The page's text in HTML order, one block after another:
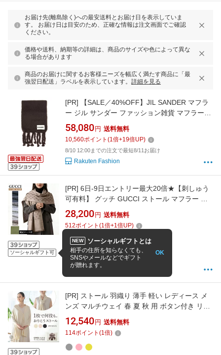
お届け先(離島除く)への最安送料とお届け日を表示していま
す。 お届け日は目安のため、正確な情報は注文画面でご確認
ください。
価格や送料、納期等の詳細は、商品のサイズや色によって異な
る場合があります
商品のお届けに関するお客様ニーズを幅広く満たす商品に「最
強翌日配送」ラベルを表示しています。 詳細を見る
[PR]
【SALE／40%OFF】JIL SANDER マフラ
ー ジル サンダー ファッション雑貨 マフラー・
ストール・ネックウォーマー ブラウン ブルー
【送料無料】
58,080 円 送料無料
10,560ポイント (1倍+19倍UP)
8/10 12:00までの注文で最短8/11お届け
Rakuten Fashion
ソーシャルギフト可
[PR] 6日-9日エントリー最大20倍★【刺しゅう
可有料】 グッチ GUCCI ストール マフラー メ
ンズ レディース 男女兼用 GG柄 全6色 ウール
70% シルク30％ 165904 3G646 【スペシャル
ラッピング1100円(別売り)】
28,200 円 送料無料
512ポイント (1倍+1倍UP)
4.57(14件)
8/10 14:00までの注文で最短8/11お届け
[PR] ストール 羽織り 薄手 軽い レディース メ
ンズ マルチウェイ 春 夏 秋 用 ボタン付き リヨ
セル シルク ニット “おりこうストール” 春夏 夏
用 冷房対策 母親 妻 祖母 誕生日 プレゼント に
も
12,540 円 送料無料
114ポイント (1倍)
NEW ソーシャルギフトとは
相手の住所を知らなくても、
SNSやメールなどでギフト
が贈れます。
OK